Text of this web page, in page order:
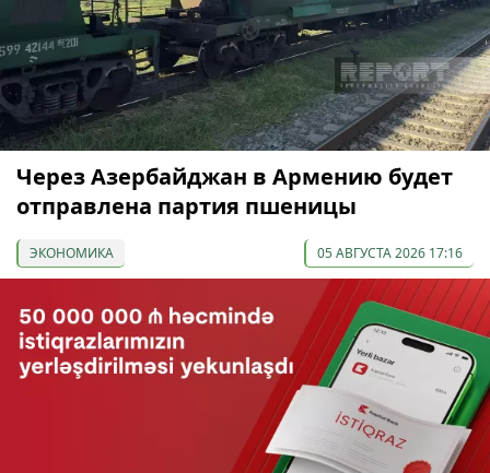
Через Азербайджан в Армению будет
отправлена партия пшеницы
ЭКОНОМИКА 05 АВГУСТА 2026 17:16